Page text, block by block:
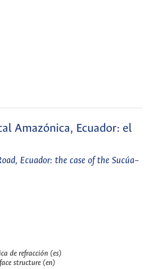
Amazónica, Ecuador: el
Ecuador: the case of the Sucúa–
de refracción (es)
structure (en)